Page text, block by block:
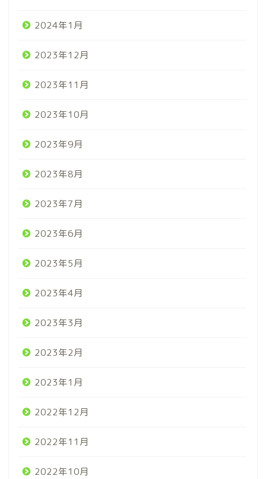
2024年1月
2023年12月
2023年11月
2023年10月
2023年9月
2023年8月
2023年7月
2023年6月
2023年5月
2023年4月
2023年3月
2023年2月
2023年1月
2022年12月
2022年11月
2022年10月